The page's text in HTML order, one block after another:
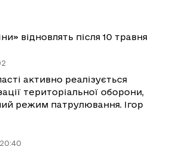
відновлять після 10 травня
активно реалізується
територіальної оборони,
режим патрулювання. Ігор